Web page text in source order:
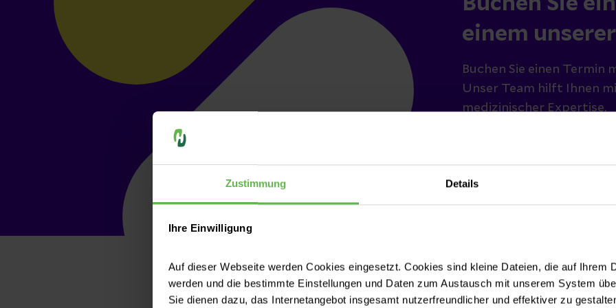
Zustimmung Details
Ihre Einwilligung
Auf dieser Webseite werden Cookies eingesetzt. Cookies sind kleine Dateien, die auf Ihrem
werden und die bestimmte Einstellungen und Daten zum Austausch mit unserem System
Sie dienen dazu, das Internetangebot insgesamt nutzerfreundlicher und effektiver zu
einem
Buchen Sie einen Termin
Unser Team hilft Ihnen
medizinischer Expertise.
Unsere Leistungen